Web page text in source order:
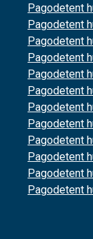
Pagodetent
Pagodetent
Pagodetent
Pagodetent
Pagodetent
Pagodetent
Pagodetent
Pagodetent
Pagodetent
Pagodetent
Pagodetent
Pagodetent